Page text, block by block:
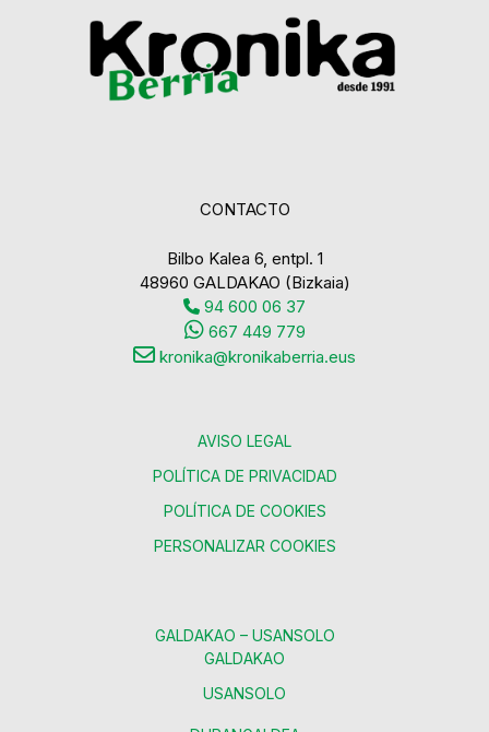
CONTACTO
Bilbo Kalea 6, entpl. 1
48960 GALDAKAO (Bizkaia)
94 600 06 37
667 449 779
kronika@kronikaberria.eus
AVISO LEGAL
POLÍTICA DE PRIVACIDAD
POLÍTICA DE COOKIES
PERSONALIZAR COOKIES
GALDAKAO – USANSOLO
GALDAKAO
USANSOLO